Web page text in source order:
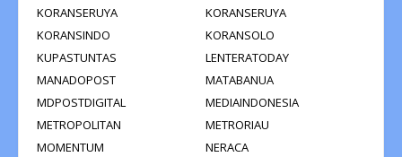
KORANSERUYA
KORANSERUYA
KORANSINDO
KORANSOLO
KUPASTUNTAS
LENTERATODAY
MANADOPOST
MATABANUA
MDPOSTDIGITAL
MEDIAINDONESIA
METROPOLITAN
METRORIAU
MOMENTUM
NERACA